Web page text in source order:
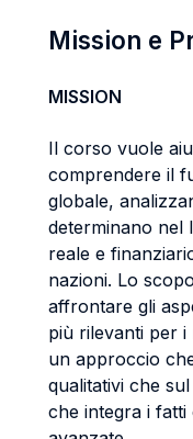
Mission e
MISSION
Il corso vuole
comprendere il
globale,
determinano nel
reale e
nazioni. Lo
affrontare gli
più rilevanti per i
un approccio
qualitativi che
che integra i